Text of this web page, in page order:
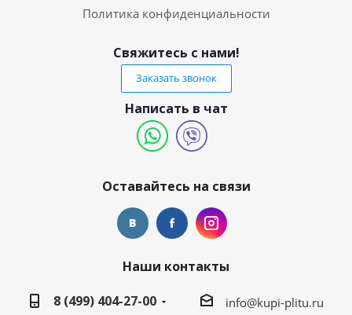
Политика конфиденциальности
Свяжитесь с нами!
Заказать звонок
Написать в чат
Оставайтесь на связи
Наши контакты
8 (499) 404-27-00
info@kupi-plitu.ru